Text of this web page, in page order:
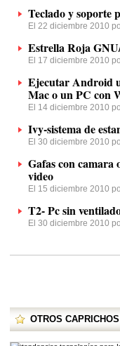
Teclado y soporte
El 22 diciembre 2010
Estrella Roja
El 17 diciembre 2010
Ejecutar Android
Mac o un PC con
El 14 diciembre 2010
Ivy-sistema de
El 30 diciembre 2010
Gafas con camara
video
El 15 diciembre 2010
T2- Pc sin
El 30 diciembre 2010
OTROS